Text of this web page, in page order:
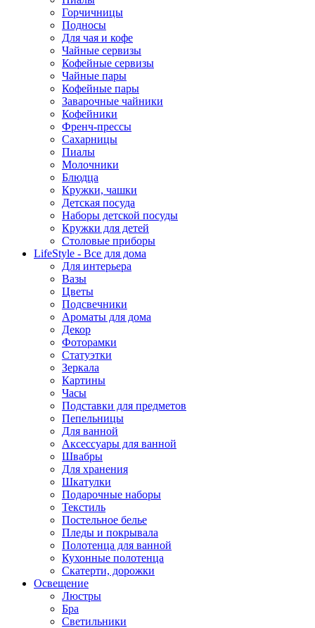
Горчичницы
Подносы
Для чая и кофе
Чайные сервизы
Кофейные сервизы
Чайные пары
Кофейные пары
Заварочные чайники
Кофейники
Френч-прессы
Сахарницы
Пиалы
Молочники
Блюдца
Кружки, чашки
Детская посуда
Наборы детской посуды
Кружки для детей
Столовые приборы
LifeStyle - Все для дома
Для интерьера
Вазы
Цветы
Подсвечники
Ароматы для дома
Декор
Фоторамки
Статуэтки
Зеркала
Картины
Часы
Подставки для предметов
Пепельницы
Для ванной
Аксессуары для ванной
Швабры
Для хранения
Шкатулки
Подарочные наборы
Текстиль
Постельное белье
Пледы и покрывала
Полотенца для ванной
Кухонные полотенца
Скатерти, дорожки
Освещение
Люстры
Бра
Светильники